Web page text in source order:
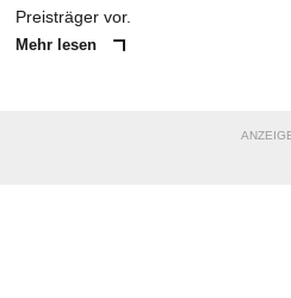
Preisträger vor.
Mehr lesen